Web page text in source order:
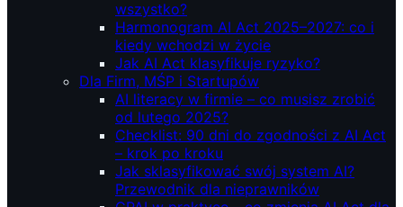
wszystko?
Harmonogram AI Act 2025–2027: co i
kiedy wchodzi w życie
Jak AI Act klasyfikuje ryzyko?
Dla Firm, MŚP i Startupów
AI literacy w firmie – co musisz zrobić
od lutego 2025?
Checklist: 90 dni do zgodności z AI Act
– krok po kroku
Jak sklasyfikować swój system AI?
Przewodnik dla nieprawników